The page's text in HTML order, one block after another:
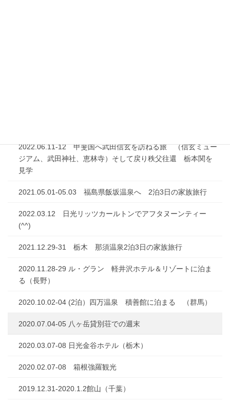
2022.06.11-12 甲斐国へ武田信玄を訪ねる旅 （信玄ミュー
ジアム、武田神社、恵林寺）そして戻り秩父往還 栃本関を
見学
2021.05.01-05.03 福島県飯坂温泉へ 2泊3日の家族旅行
2022.03.12 日光リッツカールトンでアフタヌーンティー
(^^)
2021.12.29-31 栃木 那須温泉2泊3日の家族旅行
2020.11.28-29 ル・グラン 軽井沢ホテル＆リゾートに泊ま
る（長野）
2020.10.02-04 (2泊）四万温泉 積善館に泊まる （群馬）
2020.07.04-05 八ヶ岳貸別荘での週末
2020.03.07-08 日光金谷ホテル（栃木）
2020.02.07-08 箱根強羅観光
2019.12.31-2020.1.2館山（千葉）